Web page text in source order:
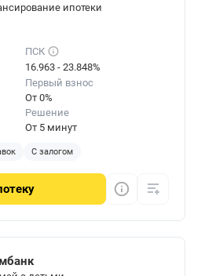
ипотеки
ПСК
16.963 - 23.848%
Первый взнос
От 0%
Решение
От 5 минут
С залогом